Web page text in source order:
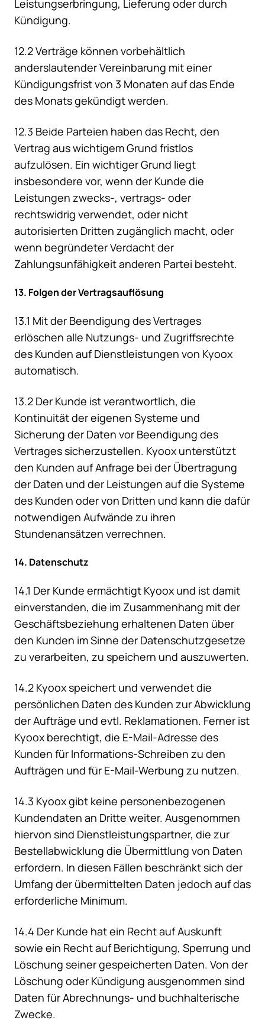
Leistungserbringung, Lieferung oder durch
Kündigung.
12.2 Verträge können vorbehältlich
anderslautender Vereinbarung mit einer
Kündigungsfrist von 3 Monaten auf das Ende
des Monats gekündigt werden.
12.3 Beide Parteien haben das Recht, den
Vertrag aus wichtigem Grund fristlos
aufzulösen. Ein wichtiger Grund liegt
insbesondere vor, wenn der Kunde die
Leistungen zwecks-, vertrags- oder
rechtswidrig verwendet, oder nicht
autorisierten Dritten zugänglich macht, oder
wenn begründeter Verdacht der
Zahlungsunfähigkeit anderen Partei besteht.
13. Folgen der Vertragsauflösung
13.1 Mit der Beendigung des Vertrages
erlöschen alle Nutzungs- und Zugriffsrechte
des Kunden auf Dienstleistungen von Kyoox
automatisch.
13.2 Der Kunde ist verantwortlich, die
Kontinuität der eigenen Systeme und
Sicherung der Daten vor Beendigung des
Vertrages sicherzustellen. Kyoox unterstützt
den Kunden auf Anfrage bei der Übertragung
der Daten und der Leistungen auf die Systeme
des Kunden oder von Dritten und kann die dafür
notwendigen Aufwände zu ihren
Stundenansätzen verrechnen.
14. Datenschutz
14.1 Der Kunde ermächtigt Kyoox und ist damit
einverstanden, die im Zusammenhang mit der
Geschäftsbeziehung erhaltenen Daten über
den Kunden im Sinne der Datenschutzgesetze
zu verarbeiten, zu speichern und auszuwerten.
14.2 Kyoox speichert und verwendet die
persönlichen Daten des Kunden zur Abwicklung
der Aufträge und evtl. Reklamationen. Ferner ist
Kyoox berechtigt, die E-Mail-Adresse des
Kunden für Informations-Schreiben zu den
Aufträgen und für E-Mail-Werbung zu nutzen.
14.3 Kyoox gibt keine personenbezogenen
Kundendaten an Dritte weiter. Ausgenommen
hiervon sind Dienstleistungspartner, die zur
Bestellabwicklung die Übermittlung von Daten
erfordern. In diesen Fällen beschränkt sich der
Umfang der übermittelten Daten jedoch auf das
erforderliche Minimum.
14.4 Der Kunde hat ein Recht auf Auskunft
sowie ein Recht auf Berichtigung, Sperrung und
Löschung seiner gespeicherten Daten. Von der
Löschung oder Kündigung ausgenommen sind
Daten für Abrechnungs- und buchhalterische
Zwecke.